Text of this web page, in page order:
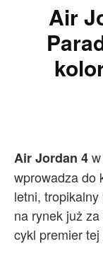
Air
Air Jordan 4
wprowadza do
letni,
na rynek już
cykl premier